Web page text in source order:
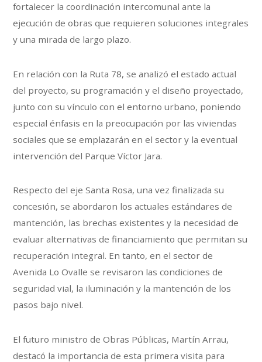
fortalecer la coordinación intercomunal ante la
ejecución de obras que requieren soluciones integrales
y una mirada de largo plazo.
En relación con la Ruta 78, se analizó el estado actual
del proyecto, su programación y el diseño proyectado,
junto con su vínculo con el entorno urbano, poniendo
especial énfasis en la preocupación por las viviendas
sociales que se emplazarán en el sector y la eventual
intervención del Parque Víctor Jara.
Respecto del eje Santa Rosa, una vez finalizada su
concesión, se abordaron los actuales estándares de
mantención, las brechas existentes y la necesidad de
evaluar alternativas de financiamiento que permitan su
recuperación integral. En tanto, en el sector de
Avenida Lo Ovalle se revisaron las condiciones de
seguridad vial, la iluminación y la mantención de los
pasos bajo nivel.
El futuro ministro de Obras Públicas, Martín Arrau,
destacó la importancia de esta primera visita para